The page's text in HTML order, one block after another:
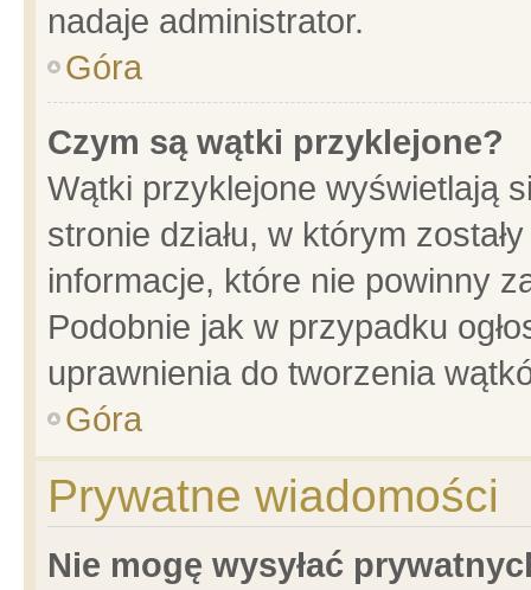
nadaje administrator.
Góra
Czym są wątki przyklejone?
Wątki przyklejone wyświetlają
stronie działu, w którym
informacje, które nie powinny
Podobnie jak w przypadku
uprawnienia do tworzenia
Góra
Prywatne wiadomości
Nie mogę wysyłać